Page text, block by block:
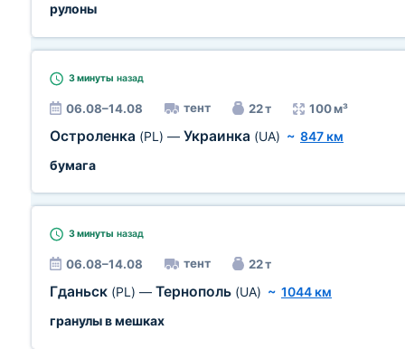
рулоны
3 минуты назад
06.08–14.08 тент 22 т 100 м³
Остроленка (PL) — Украинка (UA) ~ 847 км
бумага
3 минуты назад
06.08–14.08 тент 22 т
Гданьск (PL) — Тернополь (UA) ~ 1044 км
гранулы в мешках